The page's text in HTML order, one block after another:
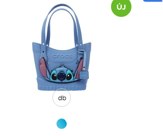
ABC szerint növekvő
ABC szerint csökkenő
Ár szerint növekvő
Ár szerint csökkenő
Téli termékek előre ár
szerint növekvő
Nyári termékek előre ár
db